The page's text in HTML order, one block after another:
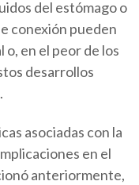
del estómago o
conexión pueden
en el peor de los
desarrollos
asociadas con la
en el
anteriormente,